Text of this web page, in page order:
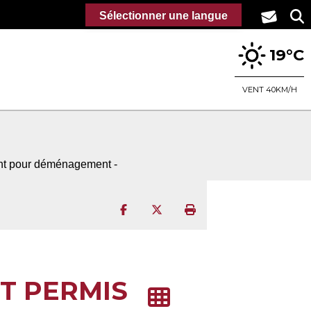
19°C
VENT 40KM/H
pour déménagement -
Partager sur Facebook
Partager sur Twitter
Imprimer la page
PERMIS
Sélectionner une langue